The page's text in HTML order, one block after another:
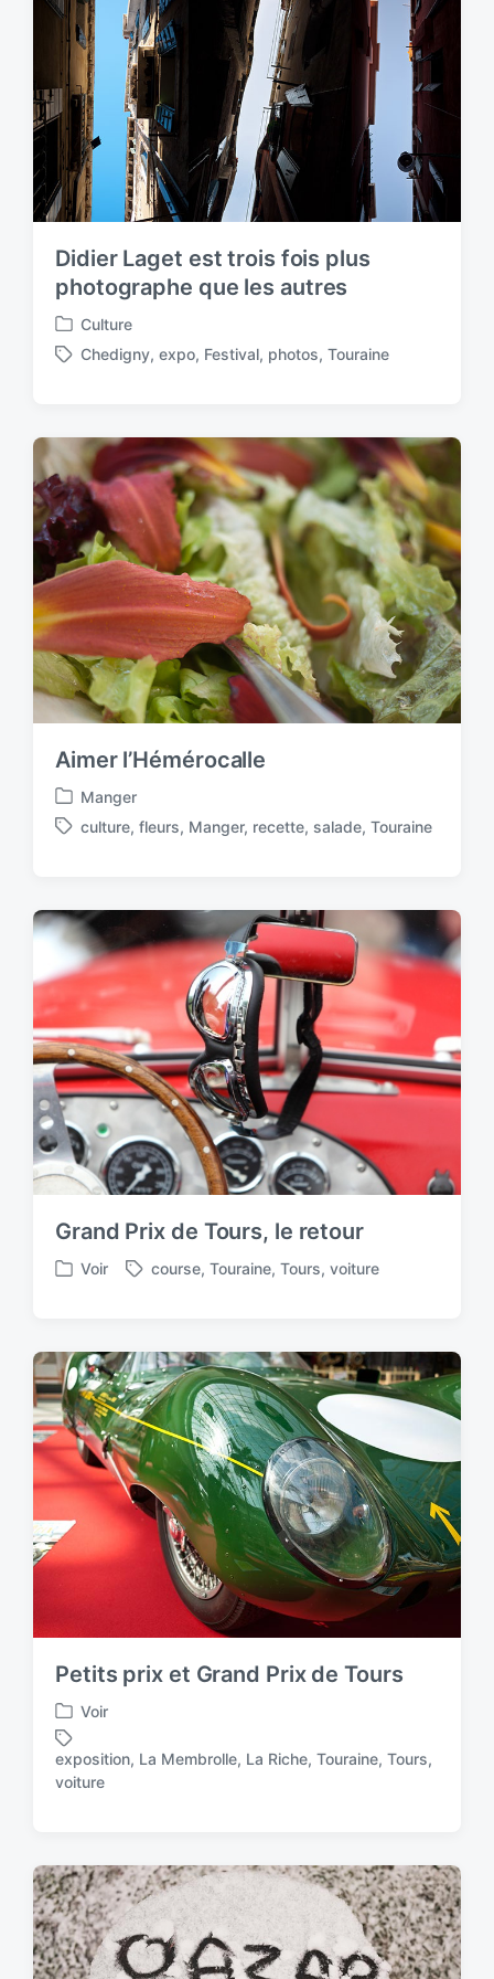
d
Didier Laget est trois fois plus
photographe que les autres
P
o
i
n
Culture
T
g
e
d
w
i
t
h
Chedigny, expo, Festival, photos, Touraine
Aimer l’Hémérocalle
P
o
d
n
Manger
T
g
e
w
i
h
culture, fleurs, Manger, recette, salade, Touraine
Grand Prix de Tours, le retour
P
t
e
d
i
n
Voir
T
g
e
d
w
i
t
h
course, Touraine, Tours, voiture
Petits prix et Grand Prix de Tours
P
o
s
t
n
Voir
T
a
e
d
w
i
t
exposition, La Membrolle, La Riche, Touraine, Tours,
voiture